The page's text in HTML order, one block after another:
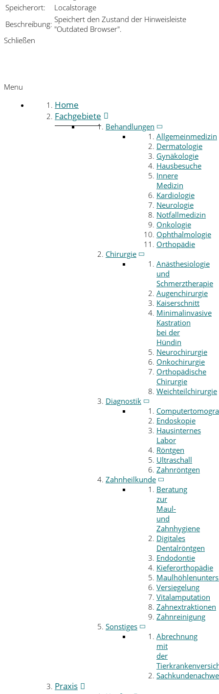
Speicherort:
Localstorage
Beschreibung: Speichert den Zustand der Hinweisleiste
"Outdated Browser".
Schließen
Menu
Home
Fachgebiete
Behandlungen
Allgemeinmedizin
Dermatologie
Gynäkologie
Hausbesuche
Innere
Medizin
Kardiologie
Neurologie
Notfallmedizin
Onkologie
Ophthalmologie
Orthopädie
Chirurgie
Anästhesiologie
und
Schmerztherapie
Augenchirurgie
Kaiserschnitt
Minimalinvasive
Kastration
bei der
Hündin
Neurochirurgie
Onkochirurgie
Orthopädische
Chirurgie
Weichteilchirurgie
Diagnostik
Endoskopie
Hausinternes
Labor
Röntgen
Ultraschall
Zahnröntgen
Zahnheilkunde
Beratung
zur
Maul-
und
Zahnhygiene
Digitales
Dentalröntgen
Endodontie
Kieferorthopädie
Versiegelung
Vitalamputation
Zahnextraktionen
Zahnreinigung
Sonstiges
Abrechnung
mit
der
Praxis